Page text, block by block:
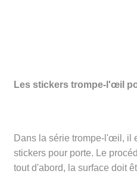
Les stickers trompe-l'œil
Dans la série trompe-l'œil, il
stickers pour porte. Le
tout d'abord, la surface doit